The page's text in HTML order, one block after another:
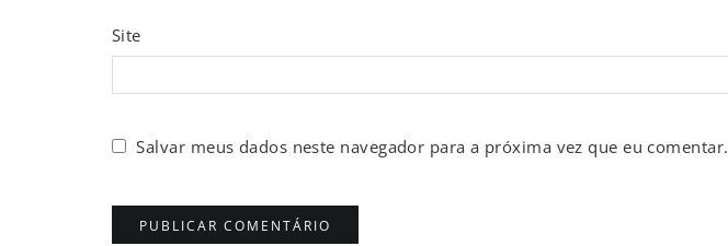
Site
Salvar meus dados neste navegador para a próxima vez que eu comentar.